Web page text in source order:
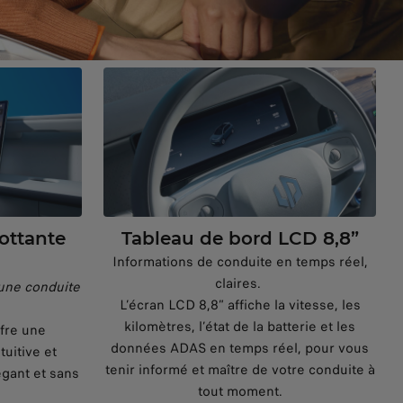
conduite
une
et
et sans
Tableau de bord LCD 8,8”
Informations de conduite en temps réel,
claires.
L’écran LCD 8,8” affiche la vitesse, les
kilomètres, l’état de la batterie et les
données ADAS en temps réel, pour vous
tenir informé et maître de votre conduite à
tout moment.